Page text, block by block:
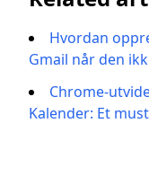
Hvordan
Gmail når den
Chrome-
Kalender: Et